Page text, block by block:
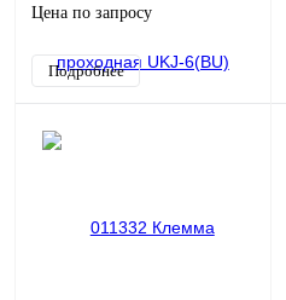
Цена по запросу
Подробнее